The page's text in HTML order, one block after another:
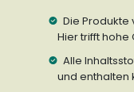
Die Produkte
Hier trifft hohe
Alle
und enthalten